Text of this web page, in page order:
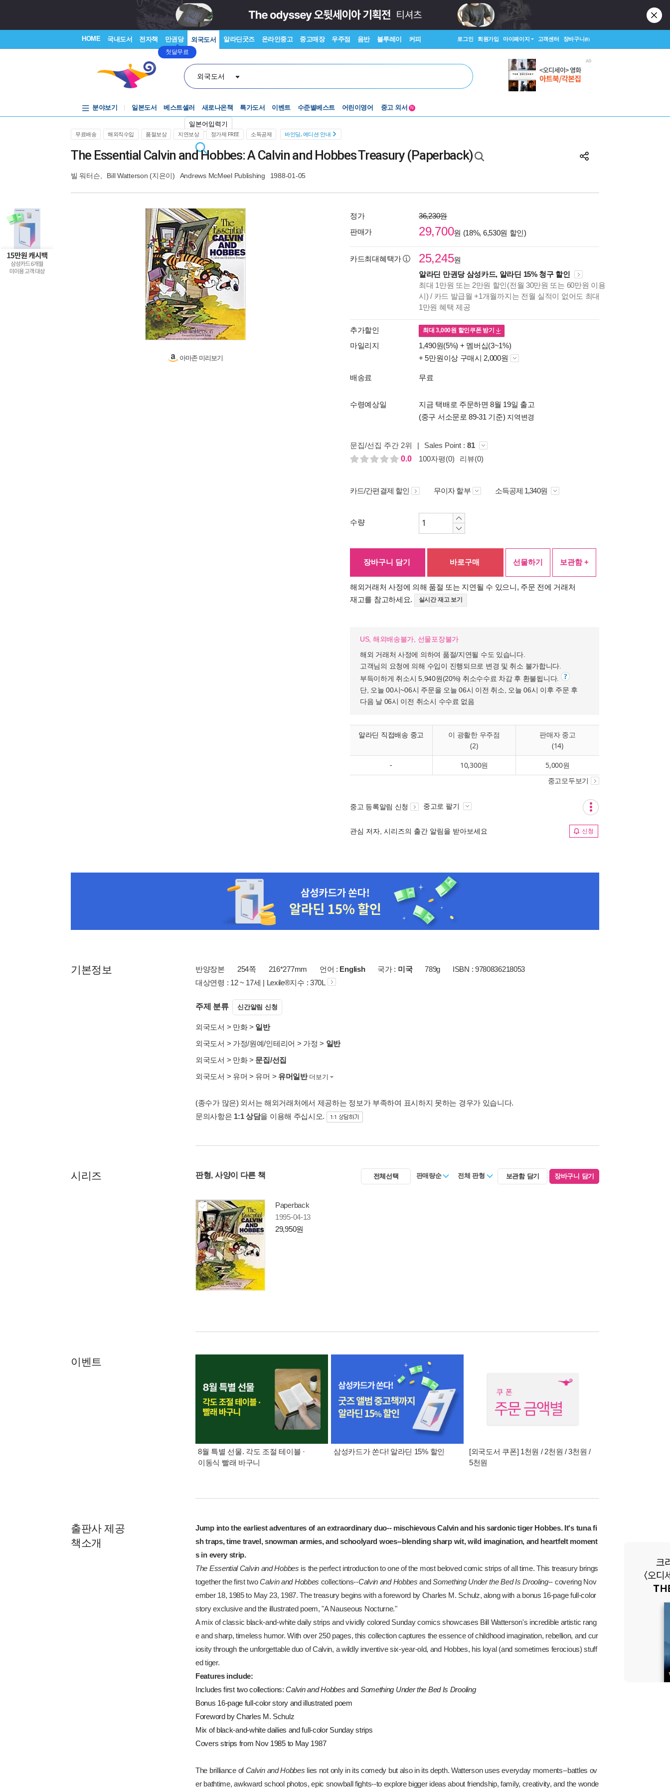
HOME 국내도서 전자책 만권당
첫달무료
외국도서 알라딘굿즈 온라인중고 중고매장 우주점 음반 블루레이 커피 로그인 회원가입 마이페이지 고객센터 장바구니(0)
외국도서
일본어입력기
분야보기 일본도서 베스트셀러 새로나온책 특가도서 이벤트
Lexile®
어린이영어
5백원부터
N
무료배송 해외직수입 품절보상 지연보상 정가제 FREE 소득공제 바인딩, 에디션 안내
The Essential Calvin and Hobbes: A Calvin and Hobbes Treasury (Paperback)
빌 워터슨 Bill Watterson (지은이) Andrews McMeel Publishing 1988-01-05
아마존 미리보기
정가
36,230원
판매가
29,700원 (18%, 6,530원 할인)
카드최대혜택가 25,245원
알라딘 만권당 삼성카드, 알라딘 15% 청구 할인
최대 1만원 또는 2만원 할인(전월 30만원 또는 60만원 이용
시) / 카드 발급월 +1개월까지는 전월 실적이 없어도 최대
1만원 혜택 제공
추가할인 최대3,000원 할인쿠폰 받기
마일리지 1,490원(5%) + 멤버십(3~1%)
+ 5만원이상 구매시 2,000원
배송료 무료
수령예상일
지금 택배로 주문하면 8월 19일 출고
(중구 서소문로 89-31 기준) 지역변경
문집/선집 주간 2위 | Sales Point : 81
0.0
100자평(0) 리뷰(0)
카드/간편결제 할인 무이자 할부 소득공제 1,340원
수량
장바구니 담기 바로구매 선물하기 보관함 +
해외거래처 사정에 의해 품절 또는 지연될 수 있으니, 주문 전에 거래처
재고를 참고하세요.
실시간 재고 보기
US, 해외배송불가, 선물포장불가
해외 거래처 사정에 의하여 품절/지연될 수도 있습니다.
고객님의 요청에 의해 수입이 진행되므로 변경 및 취소 불가합니다.
부득이하게 취소시 5,940원(20%) 취소수수료 차감 후 환불됩니다.
단, 오늘 00시~06시 주문을 오늘 06시 이전 취소, 오늘 06시 이후 주문 후
다음 날 06시 이전 취소시 수수료 없음
알라딘 직접배송 중고
이 광활한 우주점
(2)
판매자 중고
(14)
- 10,300원 5,000원
중고모두보기
중고 등록알림 신청 중고로 팔기
관심 저자, 시리즈의 출간 알림을 받아보세요 신청
기본정보 반양장본 254쪽 216*277mm 언어 : English 국가 : 미국 789g
ISBN : 9780836218053
대상연령 : 12 ~ 17세 | Lexile®지수 : 370L
주제 분류 신간알림 신청
외국도서 > 만화> 일반
외국도서 > 가정/원예/인테리어 > 가정 > 일반
외국도서 > 만화> 문집/선집
외국도서 > 유머 > 유머 > 유머일반 더보기
(종수가 많은) 외서는 해외거래처에서 제공하는 정보가 부족하여 표시하지 못하는 경우가 있습니다.
문의사항은 1:1 상담을 이용해 주십시오.
시리즈 판형, 사양이 다른 책 전체선택 판매량순 전체 판형 보관함 담기 장바구니 담기
Paperback
1995-04-13
29,950원
이벤트
8월 특별 선물. 각도 조절 테이블 ·
이동식 빨래 바구니
삼성카드가 쏜다! 알라딘 15% 할인
[외국도서 쿠폰] 1천원 / 2천원 / 3천원 /
5천원
출판사 제공
책소개
Jump into the earliest adventures of an extraordinary duo-- mischievous Calvin and his sardonic tiger Hobbes. It's tuna fi
sh traps, time travel, snowman armies, and schoolyard woes--blending sharp wit, wild imagination, and heartfelt moment
s in every strip.
The Essential Calvin and Hobbes is the perfect introduction to one of the most beloved comic strips of all time. This treasury brings
together the first twoCalvin and Hobbes collections--Calvin and Hobbes andSomething Under the Bed Is Drooling-- covering Nov
ember 18, 1985 to May 23, 1987. The treasury begins with a foreword by Charles M. Schulz, along with a bonus 16-page full-color
story exclusive and the illustrated poem, "A Nauseous Nocturne."
A mix of classic black-and-white daily strips and vividly colored Sunday comics showcases Bill Watterson's incredible artistic rang
e and sharp, timeless humor. With over 250 pages, this collection captures the essence of childhood imagination, rebellion, and cur
iosity through the unforgettable duo of Calvin, a wildly inventive six-year-old, and Hobbes, his loyal (and sometimes ferocious) stuff
ed tiger.
Features include:
Includes first two collections:Calvin and Hobbes and Something Under the Bed Is Drooling
Bonus 16-page full-color story and illustrated poem
Foreword by Charles M. Schulz
Mix of black-and-white dailies and full-color Sunday strips
Covers strips from Nov 1985 to May 1987
The brilliance ofCalvin and Hobbes lies not only in its comedy but also in its depth. Watterson uses everyday moments--battles ov
er bathtime, awkward school photos, epic snowball fights--to explore bigger ideas about friendship, family, creativity, and the wonde